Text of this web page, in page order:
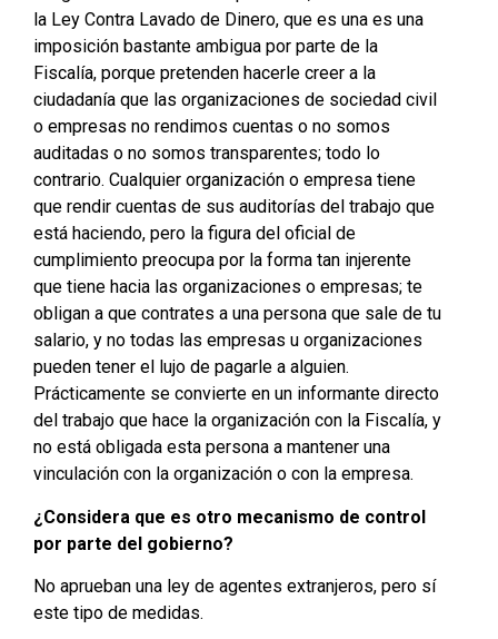
la Ley Contra Lavado de Dinero, que es una es una
imposición bastante ambigua por parte de la
Fiscalía, porque pretenden hacerle creer a la
ciudadanía que las organizaciones de sociedad civil
o empresas no rendimos cuentas o no somos
auditadas o no somos transparentes; todo lo
contrario. Cualquier organización o empresa tiene
que rendir cuentas de sus auditorías del trabajo que
está haciendo, pero la figura del oficial de
cumplimiento preocupa por la forma tan injerente
que tiene hacia las organizaciones o empresas; te
obligan a que contrates a una persona que sale de tu
salario, y no todas las empresas u organizaciones
pueden tener el lujo de pagarle a alguien.
Prácticamente se convierte en un informante directo
del trabajo que hace la organización con la Fiscalía, y
no está obligada esta persona a mantener una
vinculación con la organización o con la empresa.
¿Considera que es otro mecanismo de control
por parte del gobierno?
No aprueban una ley de agentes extranjeros, pero sí
este tipo de medidas.